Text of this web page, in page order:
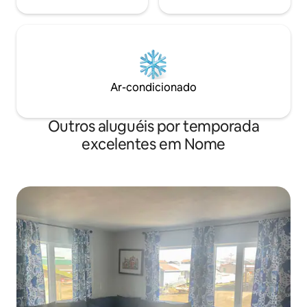
Ar-condicionado
Outros aluguéis por temporada
excelentes em Nome